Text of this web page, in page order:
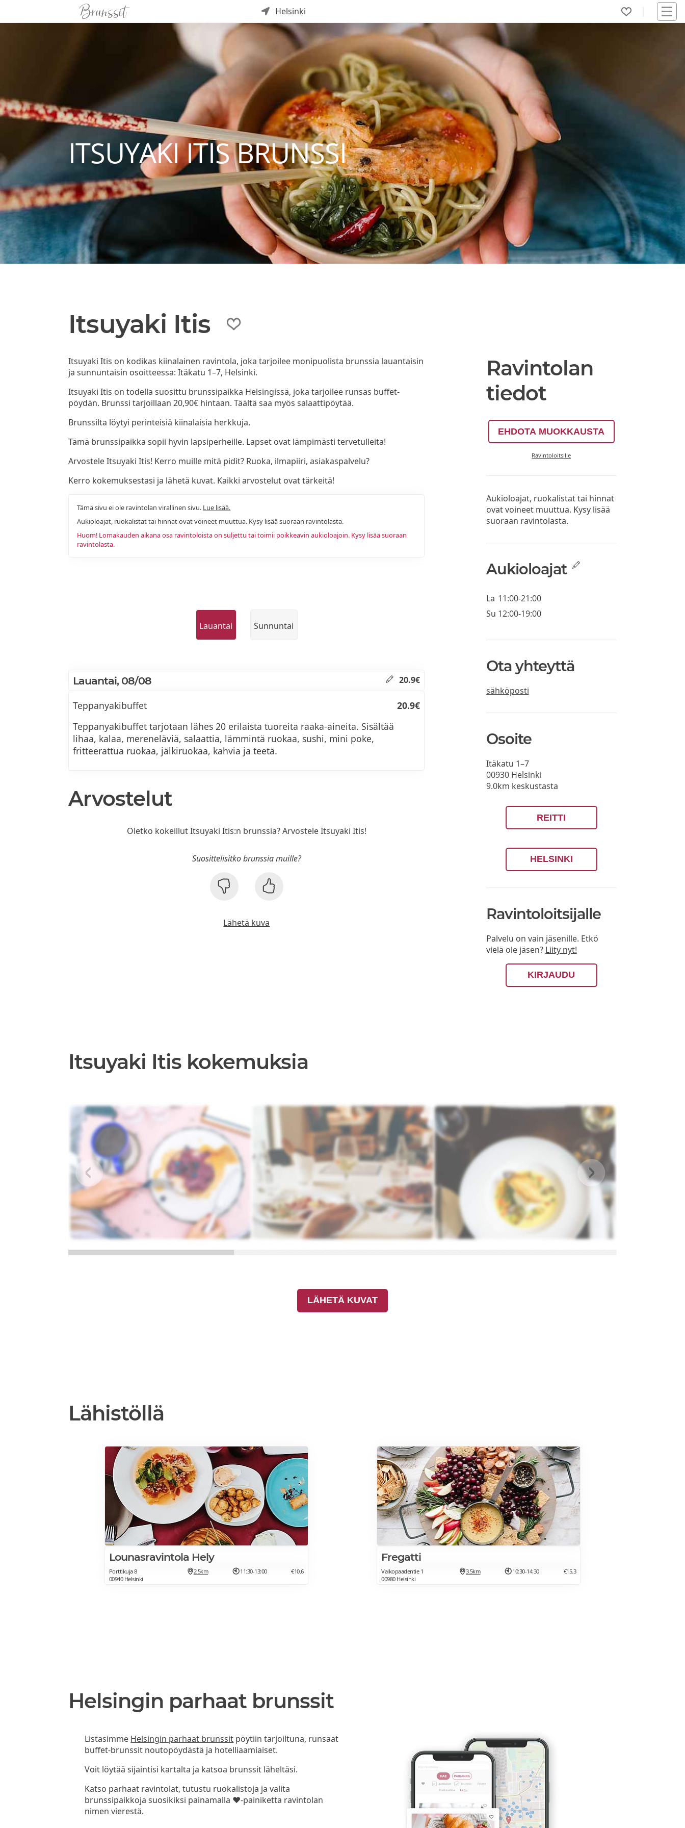
Helsinki
ITSUYAKI ITIS BRUNSSI
Itsuyaki Itis
Itsuyaki Itis on kodikas kiinalainen ravintola, joka tarjoilee monipuolista brunssia lauantaisin
ja sunnuntaisin osoitteessa: Itäkatu 1–7, Helsinki.
Itsuyaki Itis on todella suosittu brunssipaikka Helsingissä, joka tarjoilee runsas buffet-
pöydän. Brunssi tarjoillaan 20,90€ hintaan. Täältä saa myös salaattipöytää.
Brunssilta löytyi perinteisiä kiinalaisia herkkuja.
Tämä brunssipaikka sopii hyvin lapsiperheille. Lapset ovat lämpimästi tervetulleita!
Arvostele Itsuyaki Itis! Kerro muille mitä pidit? Ruoka, ilmapiiri, asiakaspalvelu?
Kerro kokemuksestasi ja lähetä kuvat. Kaikki arvostelut ovat tärkeitä!
Tämä sivu ei ole ravintolan virallinen sivu. Lue lisää.
Aukioloajat, ruokalistat tai hinnat ovat voineet muuttua. Kysy lisää suoraan ravintolasta.
Huom! Lomakauden aikana osa ravintoloista on suljettu tai toimii poikkeavin aukioloajoin. Kysy lisää suoraan
ravintolasta.
Lauantai Sunnuntai
Lauantai, 08/08 20.9€
Teppanyakibuffet
20.9€
Teppanyakibuffet tarjotaan lähes 20 erilaista tuoreita raaka-aineita. Sisältää
lihaa, kalaa, mereneläviä, salaattia, lämmintä ruokaa, sushi, mini poke,
fritteerattua ruokaa, jälkiruokaa, kahvia ja teetä.
Arvostelut
Oletko kokeillut Itsuyaki Itis:n brunssia? Arvostele Itsuyaki Itis!
Suosittelisitko brunssia muille?
Lähetä kuva
Ravintolan
tiedot
EHDOTA MUOKKAUSTA
Ravintoloitsille
Aukioloajat, ruokalistat tai hinnat
ovat voineet muuttua. Kysy lisää
suoraan ravintolasta.
Aukioloajat
La 11:00-21:00
Su 12:00-19:00
Ota yhteyttä
sähköposti
Osoite
Itäkatu 1–7
00930 Helsinki
9.0km keskustasta
REITTI
HELSINKI
Ravintoloitsijalle
Palvelu on vain jäsenille. Etkö
vielä ole jäsen? Liity nyt!
KIRJAUDU
Itsuyaki Itis kokemuksia
LÄHETÄ KUVAT
Lähistöllä
Lounasravintola Hely
Porttikuja 8
00940 Helsinki
2.5km 11:30-13:00 €10.6
Fregatti
Valkopaadentie 1
00980 Helsinki
3.5km 10:30-14:30 €15.3
Helsingin parhaat brunssit
Listasimme Helsingin parhaat brunssit pöytiin tarjoiltuna, runsaat
buffet-brunssit noutopöydästä ja hotelliaamiaiset.
Voit löytää sijaintisi kartalta ja katsoa brunssit läheltäsi.
Katso parhaat ravintolat, tutustu ruokalistoja ja valita
brunssipaikkoja suosikiksi painamalla ❤-painiketta ravintolan
nimen vierestä.